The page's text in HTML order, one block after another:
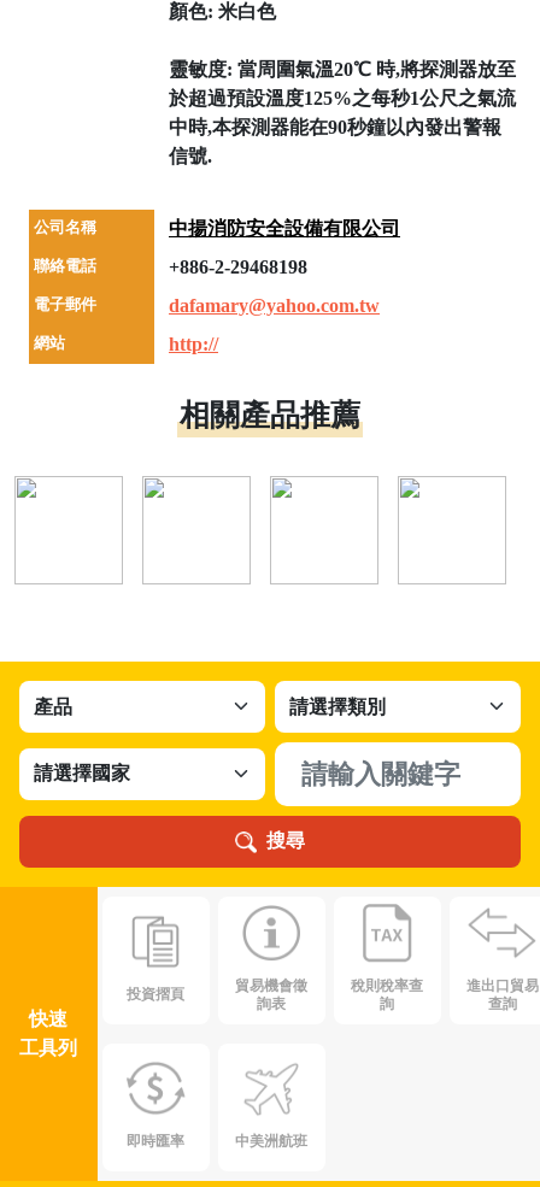
顏色: 米白色
靈敏度: 當周圍氣溫20℃ 時,將探測器放至
於超過預設溫度125%之每秒1公尺之氣流
中時,本探測器能在90秒鐘以內發出警報
信號.
公司名稱 中揚消防安全設備有限公司
聯絡電話 +886-2-29468198
電子郵件 dafamary@yahoo.com.tw
網站 http://
相關產品推薦
搜尋
快速
工具列
投資摺頁
貿易機會徵
詢表
稅則稅率查
詢
進出口貿易
查詢
即時匯率 中美洲航班